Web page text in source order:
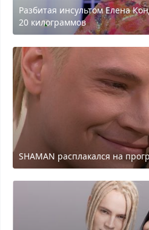
Разбитая инсультом Елена
20 килограммов
SHAMAN расплакался на